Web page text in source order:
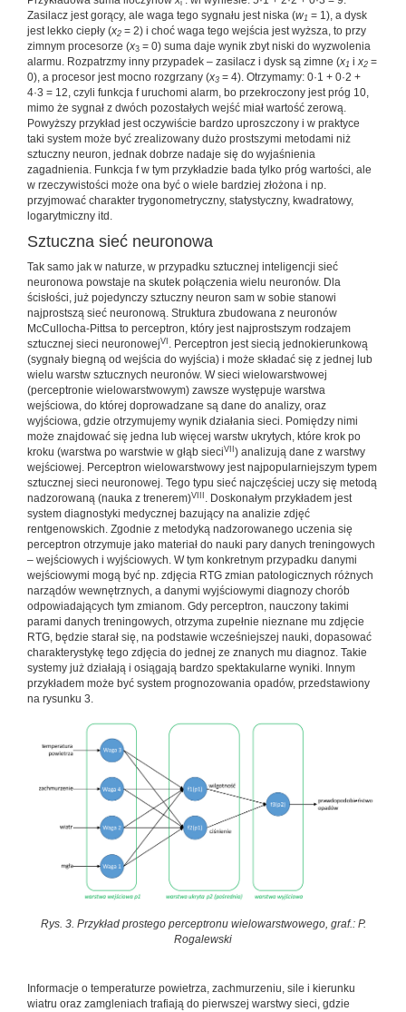
i
Zasilacz jest gorący, ale waga tego sygnału jest niska (w1 = 1), a dysk
jest lekko ciepły (x2 = 2) i choć waga tego wejścia jest wyższa, to przy
zimnym procesorze (x3 = 0) suma daje wynik zbyt niski do wyzwolenia
alarmu. Rozpatrzmy inny przypadek – zasilacz i dysk są zimne (x1 ix2 =
0), a procesor jest mocno rozgrzany (x3 = 4). Otrzymamy: 0·1 + 0·2 +
4·3 = 12, czyli funkcja f uruchomi alarm, bo przekroczony jest próg 10,
mimo że sygnał z dwóch pozostałych wejść miał wartość zerową.
Powyższy przykład jest oczywiście bardzo uproszczony i w praktyce
taki system może być zrealizowany dużo prostszymi metodami niż
sztuczny neuron, jednak dobrze nadaje się do wyjaśnienia
zagadnienia. Funkcja f w tym przykładzie bada tylko próg wartości, ale
w rzeczywistości może ona być o wiele bardziej złożona i np.
przyjmować charakter trygonometryczny, statystyczny, kwadratowy,
logarytmiczny itd.
Sztuczna sieć neuronowa
Tak samo jak w naturze, w przypadku sztucznej inteligencji sieć
neuronowa powstaje na skutek połączenia wielu neuronów. Dla
ścisłości, już pojedynczy sztuczny neuron sam w sobie stanowi
najprostszą sieć neuronową. Struktura zbudowana z neuronów
McCullocha-Pittsa to perceptron, który jest najprostszym rodzajem
sztucznej sieci neuronowejVI . Perceptron jest siecią jednokierunkową
(sygnały biegną od wejścia do wyjścia) i może składać się z jednej lub
wielu warstw sztucznych neuronów. W sieci wielowarstwowej
(perceptronie wielowarstwowym) zawsze występuje warstwa
wejściowa, do której doprowadzane są dane do analizy, oraz
wyjściowa, gdzie otrzymujemy wynik działania sieci. Pomiędzy nimi
może znajdować się jedna lub więcej warstw ukrytych, które krok po
kroku (warstwa po warstwie w głąb sieciVII ) analizują dane z warstwy
wejściowej. Perceptron wielowarstwowy jest najpopularniejszym typem
sztucznej sieci neuronowej. Tego typu sieć najczęściej uczy się metodą
nadzorowaną (nauka z trenerem)VIII . Doskonałym przykładem jest
system diagnostyki medycznej bazujący na analizie zdjęć
rentgenowskich. Zgodnie z metodyką nadzorowanego uczenia się
perceptron otrzymuje jako materiał do nauki pary danych treningowych
– wejściowych i wyjściowych. W tym konkretnym przypadku danymi
wejściowymi mogą być np. zdjęcia RTG zmian patologicznych różnych
narządów wewnętrznych, a danymi wyjściowymi diagnozy chorób
odpowiadających tym zmianom. Gdy perceptron, nauczony takimi
parami danych treningowych, otrzyma zupełnie nieznane mu zdjęcie
RTG, będzie starał się, na podstawie wcześniejszej nauki, dopasować
charakterystykę tego zdjęcia do jednej ze znanych mu diagnoz. Takie
systemy już działają i osiągają bardzo spektakularne wyniki. Innym
przykładem może być system prognozowania opadów, przedstawiony
na rysunku 3.
Rys. 3. Przykład prostego perceptronu wielowarstwowego, graf.: P.
Rogalewski
Informacje o temperaturze powietrza, zachmurzeniu, sile i kierunku
wiatru oraz zamgleniach trafiają do pierwszej warstwy sieci, gdzie